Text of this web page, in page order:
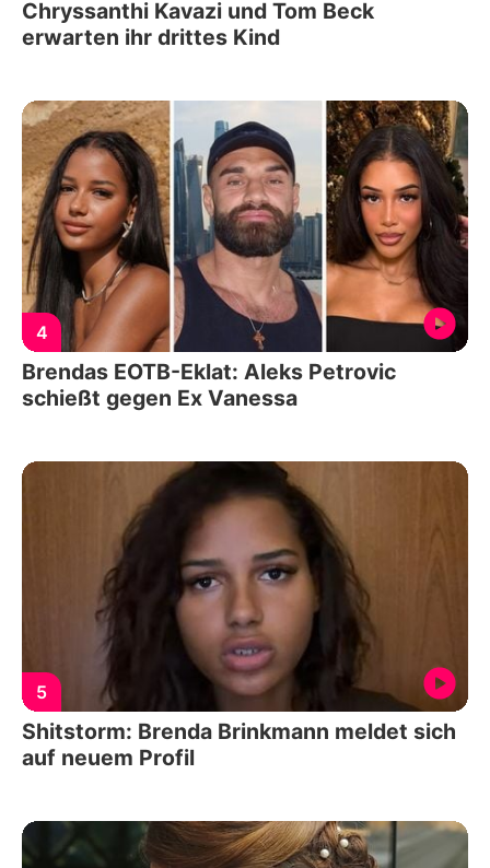
Chryssanthi Kavazi und Tom Beck
erwarten ihr drittes Kind
4
Brendas EOTB-Eklat: Aleks Petrovic
schießt gegen Ex Vanessa
5
Shitstorm: Brenda Brinkmann meldet sich
auf neuem Profil